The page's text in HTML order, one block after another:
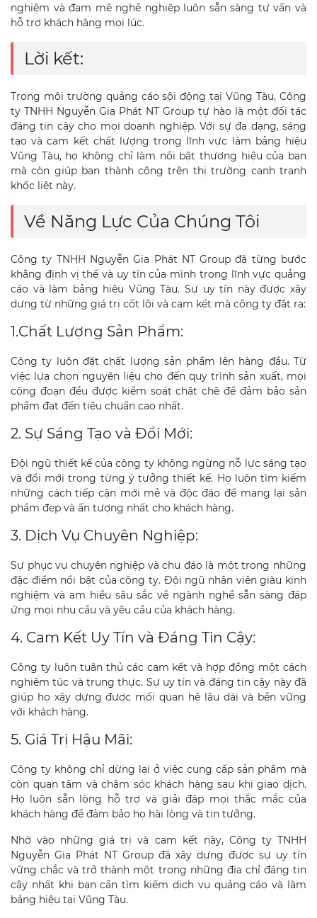
nghiệm và đam mê nghề nghiệp luôn sẵn sàng tư vấn và
hỗ trợ khách hàng mọi lúc.
Lời kết:
Trong môi trường quảng cáo sôi động tại Vũng Tàu, Công
ty TNHH Nguyễn Gia Phát NT Group tự hào là một đối tác
đáng tin cậy cho mọi doanh nghiệp. Với sự đa dạng, sáng
tạo và cam kết chất lượng trong lĩnh vực làm bảng hiệu
Vũng Tàu, họ không chỉ làm nổi bật thương hiệu của bạn
mà còn giúp bạn thành công trên thị trường cạnh tranh
khốc liệt này.
Về Năng Lực Của Chúng Tôi
Công ty TNHH Nguyễn Gia Phát NT Group đã từng bước
khẳng định vị thế và uy tín của mình trong lĩnh vực quảng
cáo và làm bảng hiệu Vũng Tàu. Sự uy tín này được xây
dựng từ những giá trị cốt lõi và cam kết mà công ty đặt ra:
1.Chất Lượng Sản Phẩm:
Công ty luôn đặt chất lượng sản phẩm lên hàng đầu. Từ
việc lựa chọn nguyên liệu cho đến quy trình sản xuất, mọi
công đoạn đều được kiểm soát chặt chẽ để đảm bảo sản
phẩm đạt đến tiêu chuẩn cao nhất.
2. Sự Sáng Tạo và Đổi Mới:
Đội ngũ thiết kế của công ty không ngừng nỗ lực sáng tạo
và đổi mới trong từng ý tưởng thiết kế. Họ luôn tìm kiếm
những cách tiếp cận mới mẻ và độc đáo để mang lại sản
phẩm đẹp và ấn tượng nhất cho khách hàng.
3. Dịch Vụ Chuyên Nghiệp:
Sự phục vụ chuyên nghiệp và chu đáo là một trong những
đặc điểm nổi bật của công ty. Đội ngũ nhân viên giàu kinh
nghiệm và am hiểu sâu sắc về ngành nghề sẵn sàng đáp
ứng mọi nhu cầu và yêu cầu của khách hàng.
4. Cam Kết Uy Tín và Đáng Tin Cậy:
Công ty luôn tuân thủ các cam kết và hợp đồng một cách
nghiêm túc và trung thực. Sự uy tín và đáng tin cậy này đã
giúp họ xây dựng được mối quan hệ lâu dài và bền vững
với khách hàng.
5. Giá Trị Hậu Mãi:
Công ty không chỉ dừng lại ở việc cung cấp sản phẩm mà
còn quan tâm và chăm sóc khách hàng sau khi giao dịch.
Họ luôn sẵn lòng hỗ trợ và giải đáp mọi thắc mắc của
khách hàng để đảm bảo họ hài lòng và tin tưởng.
Nhờ vào những giá trị và cam kết này, Công ty TNHH
Nguyễn Gia Phát NT Group đã xây dựng được sự uy tín
vững chắc và trở thành một trong những địa chỉ đáng tin
cậy nhất khi bạn cần tìm kiếm dịch vụ quảng cáo và làm
bảng hiệu tại Vũng Tàu.